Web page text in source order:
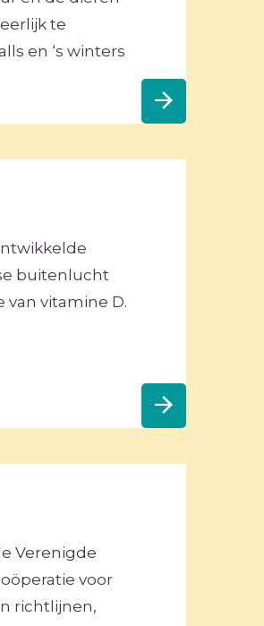
te
en ‘s winters
buitenlucht
vitamine D.
Verenigde
voor
richtlijnen,